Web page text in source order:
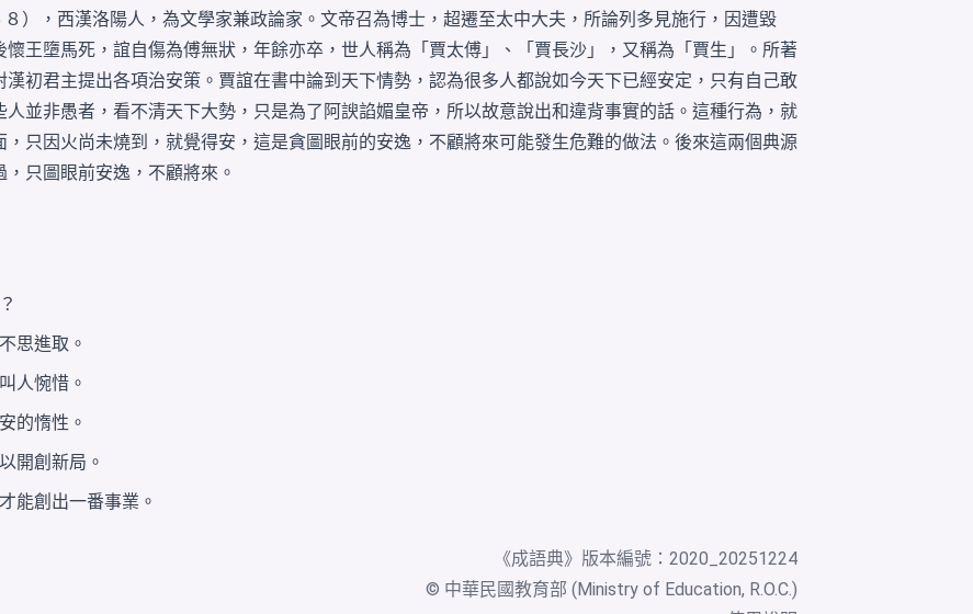
），西漢洛陽人，為文學家兼政論家。文帝召為博士，超遷至太中大夫，所論列 多見施行，因遭毀
懷王墮馬死，誼自傷為傅無狀，年餘亦卒，世人稱為「賈太傅」、「賈長沙」，又稱為「賈生」。所著
漢初君主提出各項治安策。賈誼在書中論到天下情勢 ，認為很多人都說如今天下已經安定 ，只有自己敢
人並非愚者，看不清天下大勢 ，只是為了阿諛諂媚皇帝，所以故意說出和違背事實的話。這種行為，就
，只因火尚未燒到，就覺得安，這是貪圖眼前的安逸，不顧將來可能發生危難的做法。後來這兩個典源
，只圖眼前安逸，不顧將來。
思進取。
人惋惜。
的惰性。
開創新局。
能創出一番事業。
《成語典》版本編號：2020_20251224
© 中華民國教育部 (Ministry of Education, R.O.C.)